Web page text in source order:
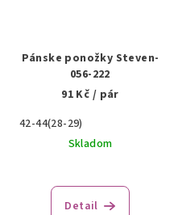
Pánske ponožky Steven-
056-222
91 Kč / pár
42-44(28-29)
Skladom
Detail